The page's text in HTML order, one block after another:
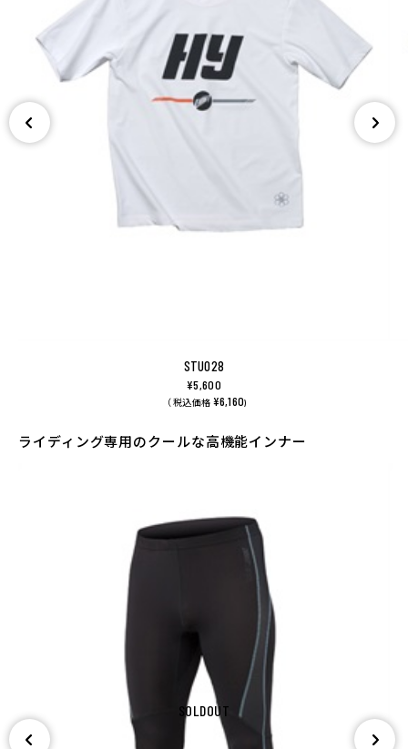
STU028
¥5,600
（ 税込価格 ¥6,160)
ライディング専用のクールな高機能インナー
SOLDOUT